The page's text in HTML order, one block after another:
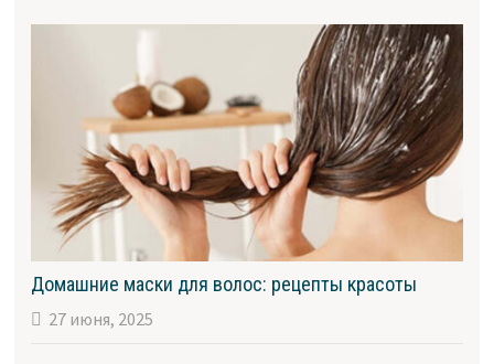
Домашние маски для волос: рецепты красоты
27 июня, 2025